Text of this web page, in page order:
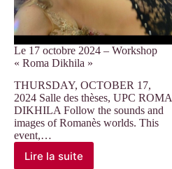
Le 17 octobre 2024 – Workshop
« Roma Dikhila »
THURSDAY, OCTOBER 17,
2024 Salle des thèses, UPC ROMA
DIKHILA Follow the sounds and
images of Romanès worlds. This
event,…
Lire la suite
Le